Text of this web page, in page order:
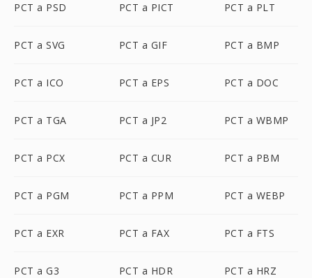
PCT a PSD PCT a PICT PCT a PLT
PCT a SVG PCT a GIF PCT a BMP
PCT a ICO PCT a EPS PCT a DOC
PCT a TGA PCT a JP2 PCT a WBMP
PCT a PCX PCT a CUR PCT a PBM
PCT a PGM PCT a PPM PCT a WEBP
PCT a EXR PCT a FAX PCT a FTS
PCT a G3 PCT a HDR PCT a HRZ